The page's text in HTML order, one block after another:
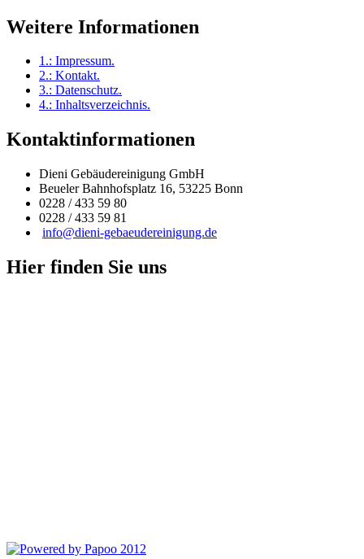
Weitere Informationen
1.: Impressum.
2.: Kontakt.
3.: Datenschutz.
4.: Inhaltsverzeichnis.
Kontaktinformationen
Dieni Gebäudereinigung GmbH
Beueler Bahnhofsplatz 16, 53225 Bonn
0228 / 433 59 80
0228 / 433 59 81
info@dieni-gebaeudereinigung.de
Hier finden Sie uns